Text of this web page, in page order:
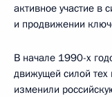
активное участие в
и продвижении
В начале 1990-х
движущей силой
изменили